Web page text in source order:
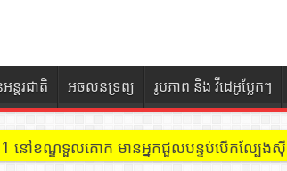
ន្តរជាតិ អចលនទ្រព្យ រូបភាព និង វីដេអូប្លែកៗ
31 នៅខណ្ឌទួលគោក មានអ្នកជួលបន្ទប់បើកល្បែ